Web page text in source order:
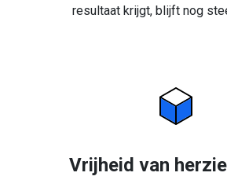
resultaat krijgt, blijft nog
Vrijheid van